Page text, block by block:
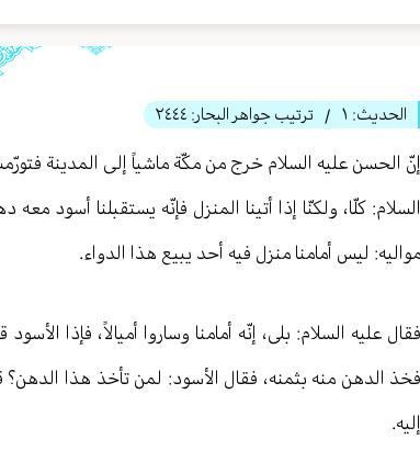
الحديث: ١ / ترتيب جواهر البحار: ٢٤٤٤
إنّ الحسن عليه السلام خرج من مكّة ماشياً إلى المدينة
السلام: كلّا، ولكنّا إذا أتينا المنزل فإنّه يستقبلنا أسود
مواليه: ليس أمامنا منزل فيه أحد يبيع هذا الدواء.
فقال عليه السلام: بلى، إنّه أمامنا وساروا أميالاً، فإذا
فخذ الدهن منه بثمنه، فقال الأسود: لمن تأخذ هذا
إليه.